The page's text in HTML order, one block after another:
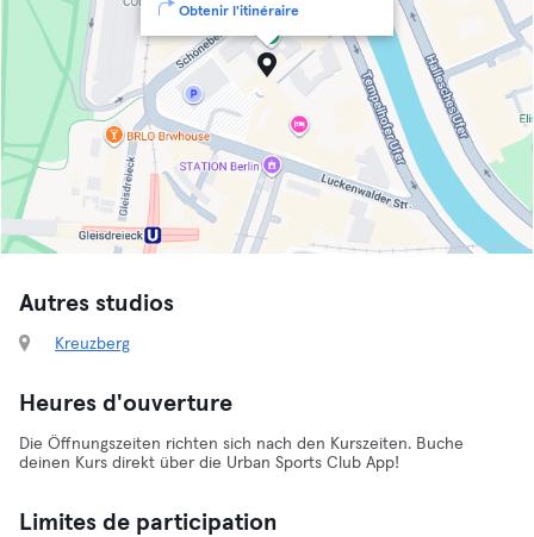
Obtenir l'itinéraire
Autres studios
Kreuzberg
Heures d'ouverture
Die Öffnungszeiten richten sich nach den Kurszeiten. Buche
deinen Kurs direkt über die Urban Sports Club App!
Limites de participation